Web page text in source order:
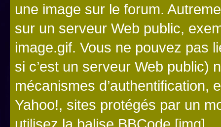
une image sur le forum.
sur un serveur Web public,
image.gif. Vous ne pouvez pas
si c’est un serveur Web public)
mécanismes d’authentification,
Yahoo!, sites protégés par un
utilisez la balise BBCode [img].